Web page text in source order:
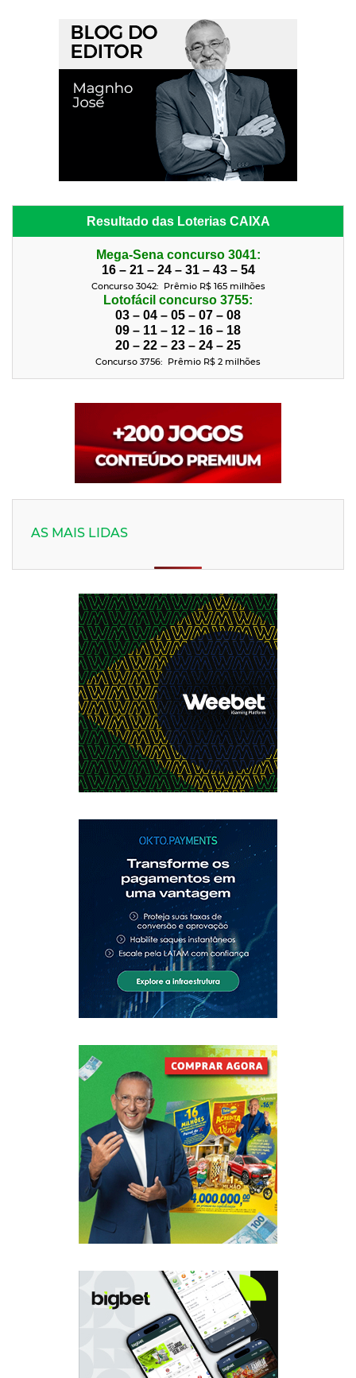
Resultado das Loterias CAIXA
Mega-Sena concurso 3041:
16 – 21 – 24 – 31 – 43 – 54
Concurso 3042: Prêmio R$ 165 milhões
Lotofácil concurso 3755:
03 – 04 – 05 – 07 – 08
09 – 11 – 12 – 16 – 18
20 – 22 – 23 – 24 – 25
Concurso 3756: Prêmio R$ 2 milhões
AS MAIS LIDAS